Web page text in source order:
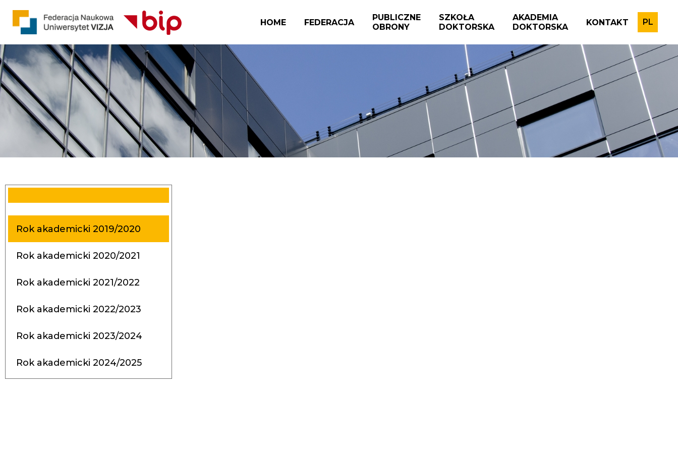
HOME FEDERACJA
PUBLICZNE
OBRONY
SZKOŁA
DOKTORSKA
AKADEMIA
DOKTORSKA
KONTAKT PL
Rok akademicki 2019/2020
Rok akademicki 2020/2021
Rok akademicki 2021/2022
Rok akademicki 2022/2023
Rok akademicki 2023/2024
Rok akademicki 2024/2025